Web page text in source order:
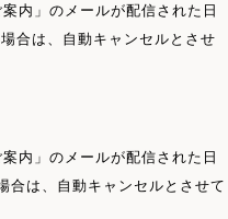
内」のメールが配信された日
合は、自動キャンセルとさせ
内」のメールが配信された日
合は、自動キャンセルとさせて